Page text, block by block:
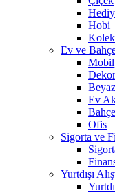
Hobi
Ev ve
Ev
Bahçe
Ofis
Sigorta ve
Yurtdışı